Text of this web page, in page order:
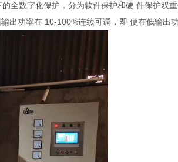
全数字化保护，分为软件保护和硬 件保护双
出功率在 10-100%连续可调，即 便在低输出